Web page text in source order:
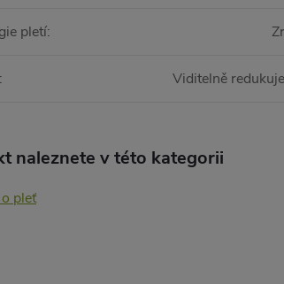
pletí:
: Viditelně
naleznete v této kategorii
pleť